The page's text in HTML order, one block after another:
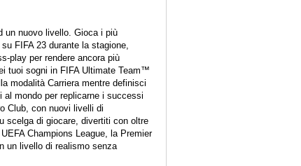
un nuovo livello. Gioca i più
FIFA 23 durante la stagione,
play per rendere ancora più
tuoi sogni in FIFA Ultimate Team™
modalità Carriera mentre definisci
al mondo per replicarne i successi
Club, con nuovi livelli di
scelga di giocare, divertiti con oltre
Champions League, la Premier
un livello di realismo senza